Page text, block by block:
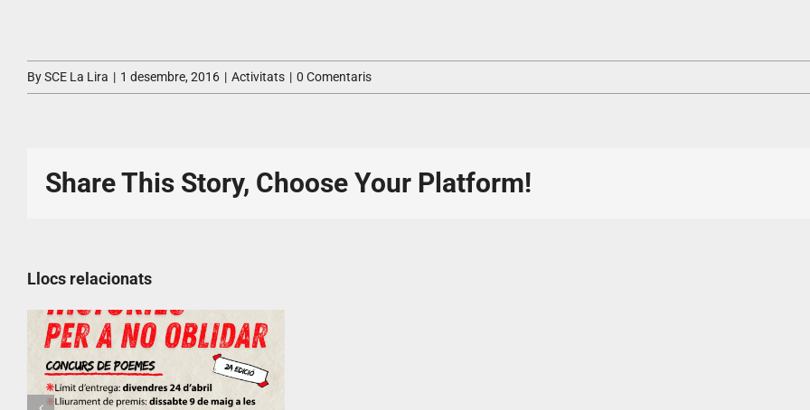
BySCE La Lira | 1 desembre, 2016 | Activitats | 0 Comentaris
Share This Story, Choose Your Platform!
Llocs relacionats